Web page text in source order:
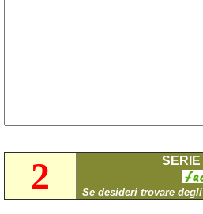
2 Se desideri trovare